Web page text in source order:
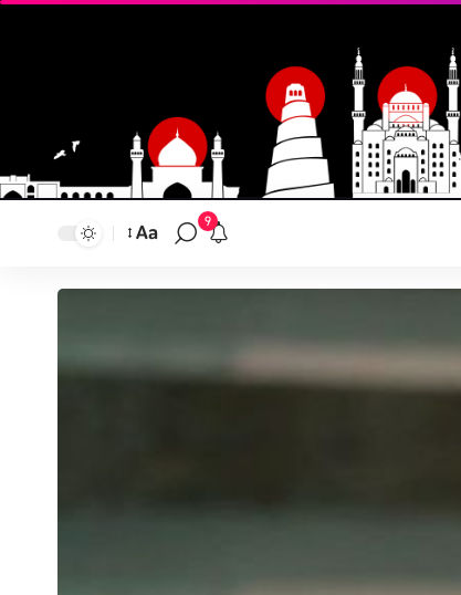
9
تغيير
Aa